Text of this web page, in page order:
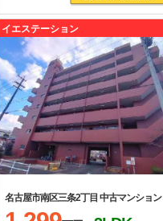
イエステーション
名古屋市南区三条2丁目 中古マンション